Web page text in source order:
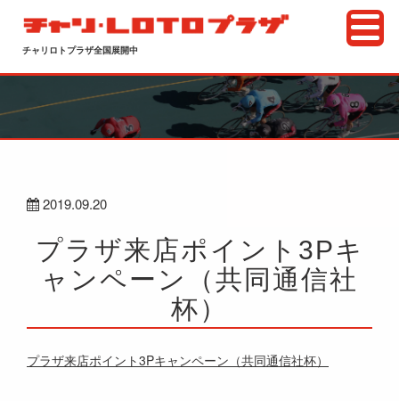
チャリロトプラザ全国展開中
2019.09.20
プラザ来店ポイント3Pキ
ャンペーン（共同通信社
杯）
プラザ来店ポイント3Pキャンペーン（共同通信社杯）